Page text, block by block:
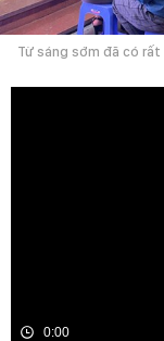
Từ sáng sớm đã có
0:00